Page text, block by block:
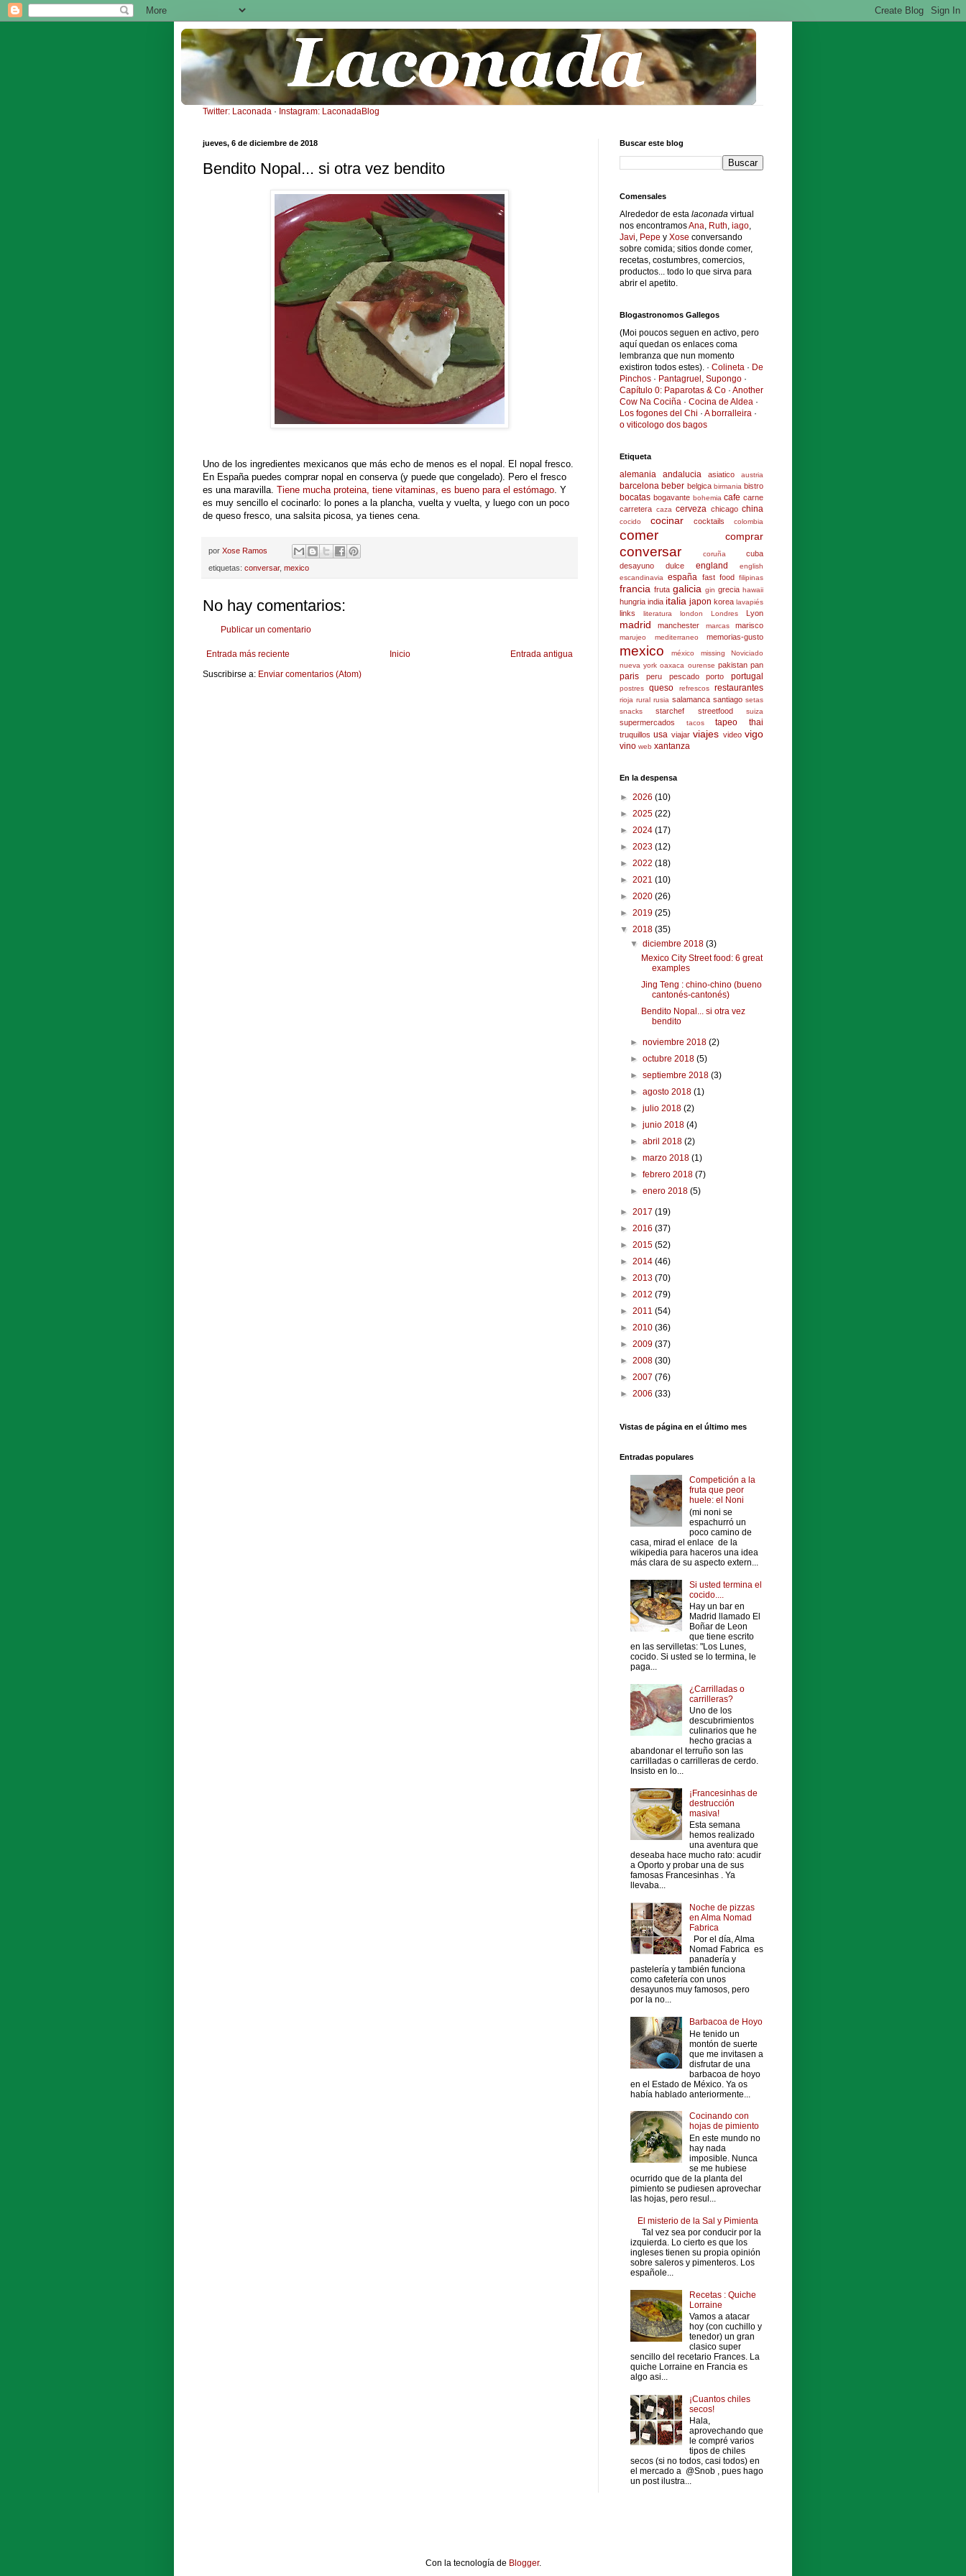
Twitter: Laconada · Instagram: LaconadaBlog
jueves, 6 de diciembre de 2018
Bendito Nopal... si otra vez bendito
Uno de los ingredientes mexicanos que más echo de menos es el nopal. El nopal fresco.
En España puedes comprar nopal en conserva (y puede que congelado). Pero el fresco
es una maravilla. Tiene mucha proteina, tiene vitaminas, es bueno para el estómago . Y
es muy sencillo el cocinarlo: lo pones a la plancha, vuelta y vuelta, y luego con un poco
de queso fresco, una salsita picosa, ya tienes cena.
por Xose Ramos
etiquetas: conversar, mexico
No hay comentarios:
Publicar un comentario
Entrada más reciente Entrada antigua
Inicio
Suscribirse a: Enviar comentarios (Atom)
Buscar este blog
Comensales
Alrededor de esta laconada virtual
nos encontramosAna, Ruth, iago,
Javi, Pepe y Xose conversando
sobre comida; sitios donde comer,
recetas, costumbres, comercios,
productos... todo lo que sirva para
abrir el apetito.
Blogastronomos Gallegos
(Moi poucos seguen en activo, pero
aquí quedan os enlaces coma
lembranza que nun momento
existiron todos estes). · Colineta · De
Pinchos · Pantagruel, Supongo ·
Capítulo 0: Paparotas & Co · Another
Cow Na Cociña · Cocina de Aldea ·
Los fogones del Chi · A borralleira ·
o viticologo dos bagos
Etiqueta
alemania andalucia asiatico austria
barcelona beber belgica birmania bistro
bocatas bogavante bohemia cafe carne
carretera caza cerveza chicago china
cocido cocinar cocktails colombia
comer comprar
conversar coruña
cuba
desayuno
dulce england
english
escandinavia
españa fast food filipinas
francia fruta galicia gin grecia hawaii
hungria india italia japon korea lavapiés
links literatura london Londres Lyon
madrid manchester marcas marisco
marujeo mediterraneo memorias-gusto
mexico méxico missing
Noviciado
nueva york oaxaca ourense pakistan pan
paris peru pescado porto portugal
postres queso refrescos restaurantes
rioja rural rusia salamanca santiago setas
snacks
starchef streetfood suiza
supermercados tacos tapeo thai
truquillos usa viajar viajes video vigo
vino web xantanza
En la despensa
► 2026 (10)
► 2025 (22)
► 2024 (17)
► 2023 (12)
► 2022 (18)
► 2021 (10)
► 2020 (26)
► 2019 (25)
▼ 2018 (35)
▼diciembre 2018(3)
Mexico City Street food: 6 great
examples
Jing Teng : chino-chino (bueno
cantonés-cantonés)
Bendito Nopal... si otra vez
bendito
►noviembre 2018(2)
►octubre 2018(5)
►septiembre 2018(3)
►agosto 2018(1)
►julio 2018(2)
►junio 2018(4)
►abril 2018(2)
►marzo 2018(1)
►febrero 2018(7)
►enero 2018(5)
► 2017 (19)
► 2016 (37)
► 2015 (52)
► 2014 (46)
► 2013 (70)
► 2012 (79)
► 2011 (54)
► 2010 (36)
► 2009 (37)
► 2008 (30)
► 2007 (76)
► 2006 (33)
Vistas de página en el último mes
Entradas populares
Competición a la
fruta que peor
huele: el Noni
(mi noni se
espachurró un
poco camino de
casa, mirad el enlace de la
wikipedia para haceros una idea
más clara de su aspecto extern...
Si usted termina el
cocido....
Hay un bar en
Madrid llamado El
Boñar de Leon
que tiene escrito
en las servilletas: "Los Lunes,
cocido. Si usted se lo termina, le
paga...
¿Carrilladas o
carrilleras?
Uno de los
descubrimientos
culinarios que he
hecho gracias a
abandonar el terruño son las
carrilladas o carrilleras de cerdo.
Insisto en lo...
¡Francesinhas de
destrucción
masiva!
Esta semana
hemos realizado
una aventura que
deseaba hace mucho rato: acudir
a Oporto y probar una de sus
famosas Francesinhas . Ya
llevaba...
Noche de pizzas
en Alma Nomad
Fabrica
Por el día, Alma
Nomad Fabrica es
panadería y
pastelería y también funciona
como cafetería con unos
desayunos muy famosos, pero
por la no...
Barbacoa de Hoyo
He tenido un
montón de suerte
que me invitasen a
disfrutar de una
barbacoa de hoyo
en el Estado de México. Ya os
había hablado anteriormente...
Cocinando con
hojas de pimiento
En este mundo no
hay nada
imposible. Nunca
se me hubiese
ocurrido que de la planta del
pimiento se pudiesen aprovechar
las hojas, pero resul...
El misterio de la Sal y Pimienta
Tal vez sea por conducir por la
izquierda. Lo cierto es que los
ingleses tienen su propia opinión
sobre saleros y pimenteros. Los
españole...
Recetas : Quiche
Lorraine
Vamos a atacar
hoy (con cuchillo y
tenedor) un gran
clasico super
sencillo del recetario Frances. La
quiche Lorraine en Francia es
algo asi...
¡Cuantos chiles
secos!
Hala,
aprovechando que
le compré varios
tipos de chiles
secos (si no todos, casi todos) en
el mercado a @Snob , pues hago
un post ilustra...
Con la tecnología de Blogger.